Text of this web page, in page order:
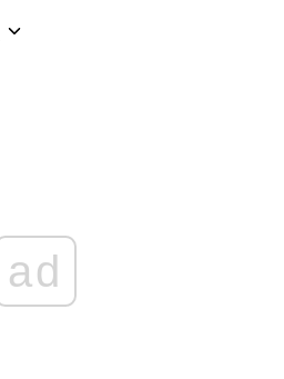
ad